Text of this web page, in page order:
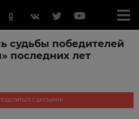
судьбы победителей
последних лет
С ДРУЗЬЯМИ